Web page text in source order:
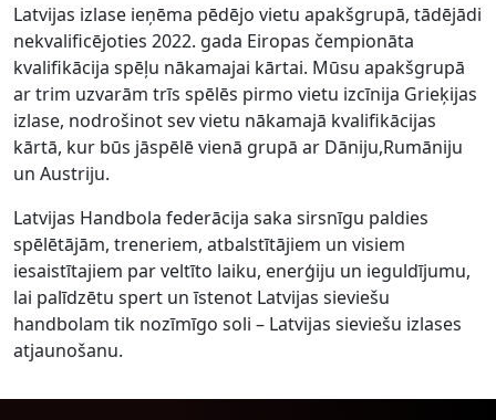
Latvijas izlase ieņēma pēdējo vietu apakšgrupā, tādējādi
nekvalificējoties 2022. gada Eiropas čempionāta
kvalifikācija spēļu nākamajai kārtai. Mūsu apakšgrupā
ar trim uzvarām trīs spēlēs pirmo vietu izcīnija Grieķijas
izlase, nodrošinot sev vietu nākamajā kvalifikācijas
kārtā, kur būs jāspēlē vienā grupā ar Dāniju,Rumāniju
un Austriju.
Latvijas Handbola federācija saka sirsnīgu paldies
spēlētājām, treneriem, atbalstītājiem un visiem
iesaistītajiem par veltīto laiku, enerģiju un ieguldījumu,
lai palīdzētu spert un īstenot Latvijas sieviešu
handbolam tik nozīmīgo soli – Latvijas sieviešu izlases
atjaunošanu.